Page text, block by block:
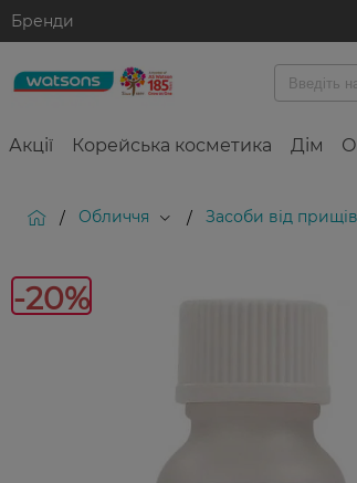
Бренди
Акції Корейська косметика Дім
/ Обличчя / Засоби від прищів
-20%